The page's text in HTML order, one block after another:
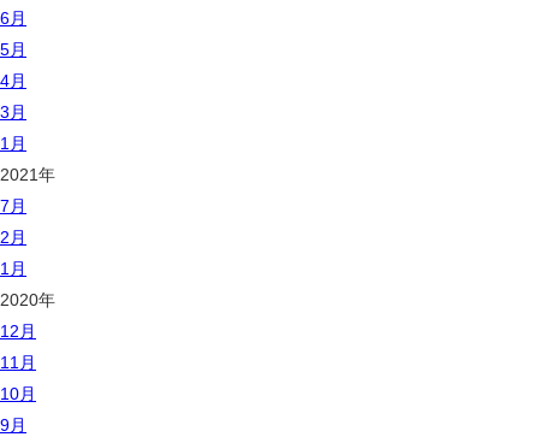
6月
5月
4月
3月
1月
2021年
7月
2月
1月
2020年
12月
11月
10月
9月